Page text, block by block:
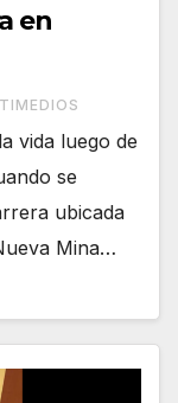
en
vida luego de
se
ubicada
Mina…